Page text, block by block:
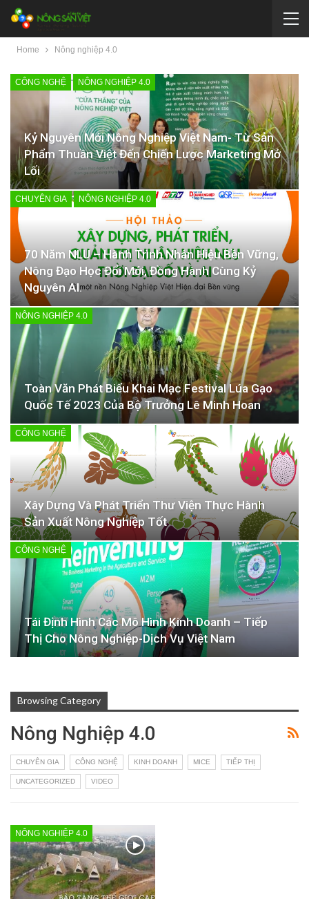
Home Nông nghiệp 4.0
CÔNG NGHỆ NÔNG NGHIỆP 4.0
Kỷ Nguyên Mới Nông Nghiệp Việt Nam- Từ Sản
Phẩm Thuần Việt Đến Chiến Lược Marketing Mở
Lối
CHUYÊN GIA NÔNG NGHIỆP 4.0
70 Năm NLU – Hành Trình Nhân Hiệu Bền Vững,
Nông Đạo Học Đổi Mới, Đồng Hành Cùng Kỷ
Nguyên AI.
NÔNG NGHIỆP 4.0
Toàn Văn Phát Biểu Khai Mạc Festival Lúa Gạo
Quốc Tế 2023 Của Bộ Trưởng Lê Minh Hoan
CÔNG NGHỆ
Xây Dựng Và Phát Triển Thư Viện Thực Hành
Sản Xuất Nông Nghiệp Tốt
CÔNG NGHỆ
Tái Định Hình Các Mô Hình Kinh Doanh – Tiếp
Thị Cho Nông Nghiệp-Dịch Vụ Việt Nam
Browsing Category
Nông Nghiệp 4.0
CHUYÊN GIA CÔNG NGHỆ KINH DOANH MICE TIẾP THỊ
UNCATEGORIZED VIDEO
NÔNG NGHIỆP 4.0